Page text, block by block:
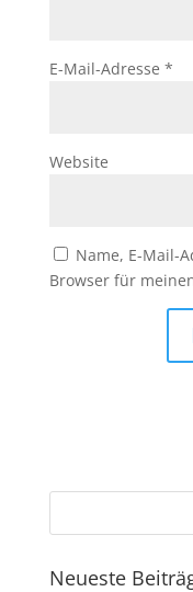
E-Mail-Adresse *
Website
Name, E-Mail-
Browser für
Neueste